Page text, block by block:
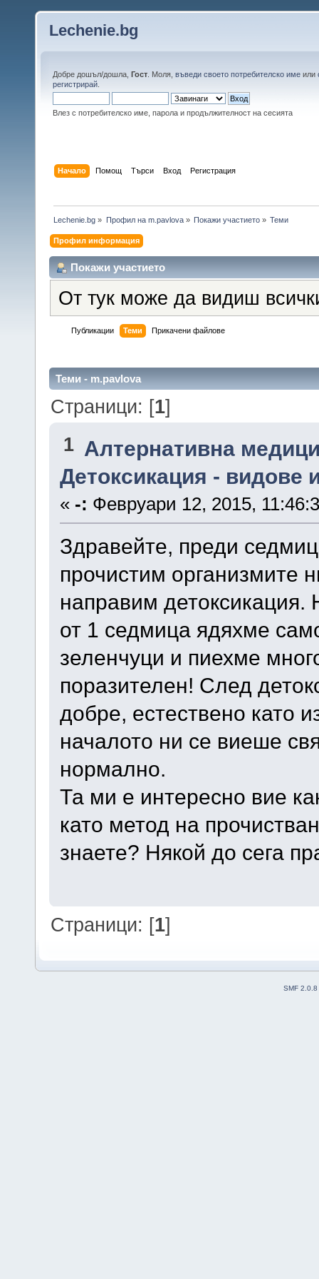
Lechenie.bg
Добре дошъл/дошла, Гост . Моля, въведи своето потребителско име или
регистрирай
Влез с потребителско име, парола и продължителност на сесията
Начало Помощ Търси Вход Регистрация
Lechenie.bg » Профил на m.pavlova» Покажи участието» Теми
Профил информация
Покажи участието
От тук може да видиш
Публикации Теми Прикачени файлове
Теми - m.pavlova
Страници: [1]
1 Алтернативна
Детоксикация - видове
« -: Февруари 12, 2015,
Здравейте, преди
прочистим организмите
направим детоксикация.
от 1 седмица ядяхме
зеленчуци и пиехме
поразителен! След
добре, естествено като
началото ни се виеше
нормално.
Та ми е интересно вие
като метод на
знаете? Някой до сега
Страници: [1]
SMF 2.0.8